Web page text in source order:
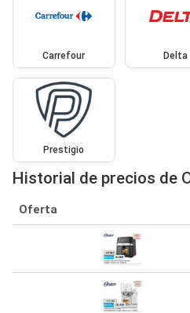
Carrefour Delta
Prestigio
Historial de precios de
Oferta